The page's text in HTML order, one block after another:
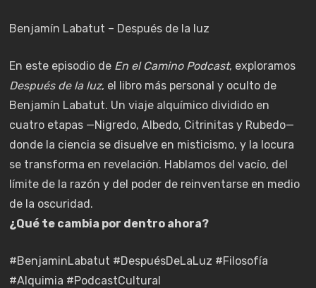
Benjamín Labatut – Después de la luz
En este episodio de En el Camino Podcast, exploramos
Después de la luz, el libro más personal y oculto de
Benjamín Labatut. Un viaje alquímico dividido en
cuatro etapas —Nigredo, Albedo, Citrinitas y Rubedo—
donde la ciencia se disuelve en misticismo, y la locura
se transforma en revelación. Hablamos del vacío, del
límite de la razón y del poder de reinventarse en medio
de la oscuridad.
¿Qué te cambia por dentro ahora?
#BenjaminLabatut #DespuésDeLaLuz #Filosofía
#Alquimia #PodcastCultural